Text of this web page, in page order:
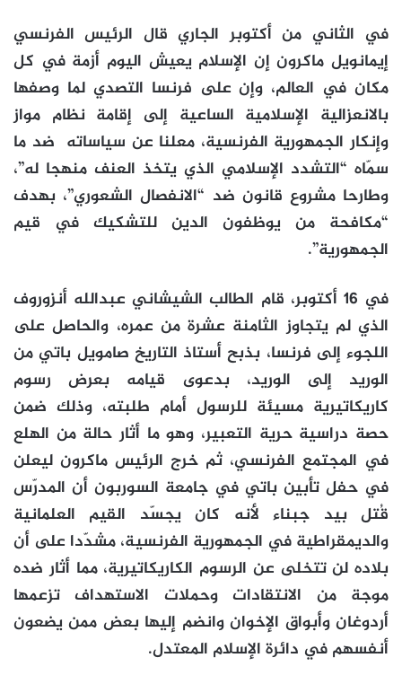
في الثاني من أكتوبر الجاري قال الرئيس الفرنسي
إيمانويل ماكرون إن الإسلام يعيش اليوم أزمة في كل
مكان في العالم، وإن على فرنسا التصدي لما وصفها
بالانعزالية الإسلامية الساعية إلى إقامة نظام مواز
وإنكار الجمهورية الفرنسية، معلنا عن سياساته ضد ما
سمّاه “التشدد الإسلامي الذي يتخذ العنف منهجا له”،
وطارحا مشروع قانون ضد “الانفصال الشعوري”، بهدف
“مكافحة من يوظفون الدين للتشكيك في قيم
الجمهورية”.
في 16 أكتوبر، قام الطالب الشيشاني عبدالله أنزوروف
الذي لم يتجاوز الثامنة عشرة من عمره، والحاصل على
اللجوء إلى فرنسا، بذبح أستاذ التاريخ صامويل باتي من
الوريد إلى الوريد، بدعوى قيامه بعرض رسوم
كاريكاتيرية مسيئة للرسول أمام طلبته، وذلك ضمن
حصة دراسية حرية التعبير، وهو ما أثار حالة من الهلع
في المجتمع الفرنسي، ثم خرج الرئيس ماكرون ليعلن
في حفل تأبين باتي في جامعة السوربون أن المدرّس
قُتل بيد جبناء لأنه كان يجسّد القيم العلمانية
والديمقراطية في الجمهورية الفرنسية، مشدّدا على أن
بلاده لن تتخلى عن الرسوم الكاريكاتيرية، مما أثار ضده
موجة من الانتقادات وحملات الاستهداف تزعمها
أردوغان وأبواق الإخوان وانضم إليها بعض ممن يضعون
أنفسهم في دائرة الإسلام المعتدل.